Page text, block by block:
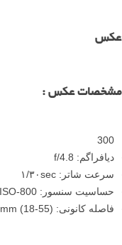
عکس